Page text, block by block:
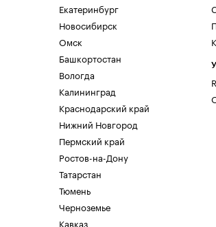
Екатеринбург
Новосибирск
Омск
Башкортостан
Вологда
Калининград
Краснодарский край
Нижний Новгород
Пермский край
Ростов-на-Дону
Татарстан
Тюмень
Черноземье
Кавказ